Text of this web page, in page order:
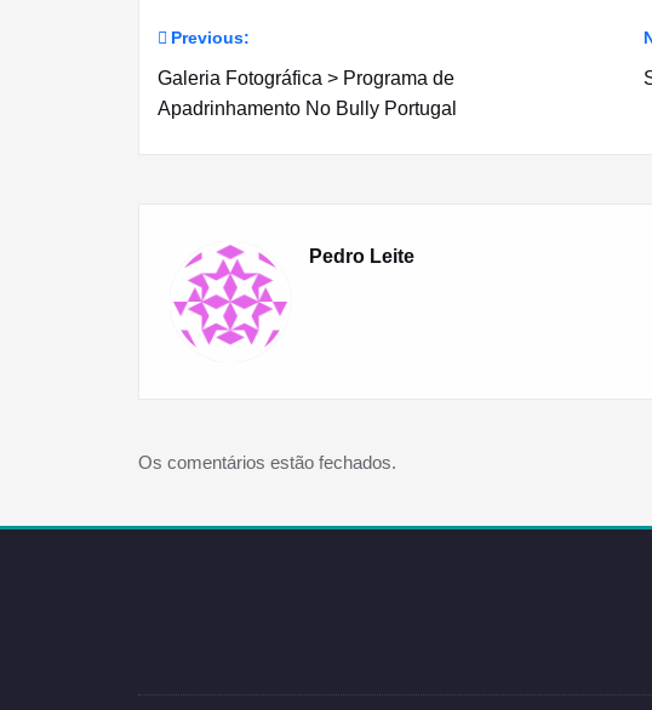
Navegação
de
Previous:
Galeria Fotográfica > Programa de
Apadrinhamento No Bully Portugal
Pedro Leite
Os comentários estão fechados.